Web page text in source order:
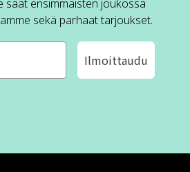
saat ensimmäisten joukossa
sekä parhaat tarjoukset.
Ilmoittaudu